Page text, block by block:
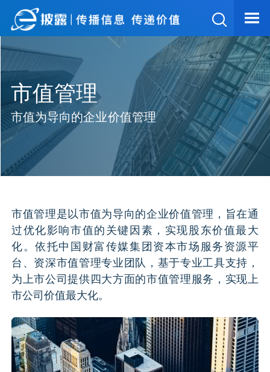
舆情监测
可视化财报
申请试用
市值管理
市值为导向的企业价值管理
市值管理是以市值为导向的企业价值管理，旨在通
过优化影响市值的关键因素，实现股东价值最大
化。依托中国财富传媒集团资本市场服务资源平
台、资深市值管理专业团队，基于专业工具支持，
为上市公司提供四大方面的市值管理服务，实现上
市公司价值最大化。